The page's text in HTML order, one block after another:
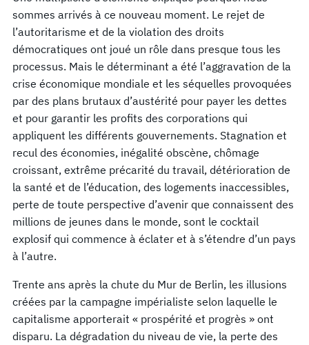
sommes arrivés à ce nouveau moment. Le rejet de
l’autoritarisme et de la violation des droits
démocratiques ont joué un rôle dans presque tous les
processus. Mais le déterminant a été l’aggravation de la
crise économique mondiale et les séquelles provoquées
par des plans brutaux d’austérité pour payer les dettes
et pour garantir les profits des corporations qui
appliquent les différents gouvernements. Stagnation et
recul des économies, inégalité obscène, chômage
croissant, extrême précarité du travail, détérioration de
la santé et de l’éducation, des logements inaccessibles,
perte de toute perspective d’avenir que connaissent des
millions de jeunes dans le monde, sont le cocktail
explosif qui commence à éclater et à s’étendre d’un pays
à l’autre.
Trente ans après la chute du Mur de Berlin, les illusions
créées par la campagne impérialiste selon laquelle le
capitalisme apporterait « prospérité et progrès » ont
disparu. La dégradation du niveau de vie, la perte des